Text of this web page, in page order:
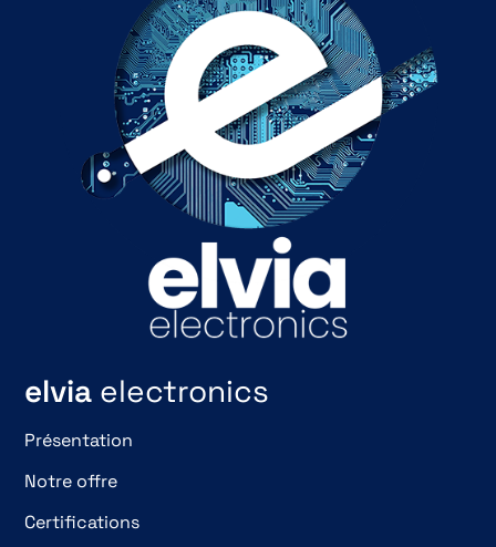
elvia electronics
Présentation
Notre offre
Certifications